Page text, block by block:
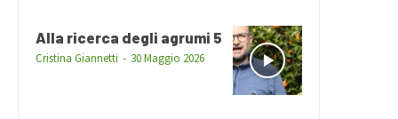
Alla ricerca degli agrumi 5
Cristina Giannetti - 30 Maggio 2026